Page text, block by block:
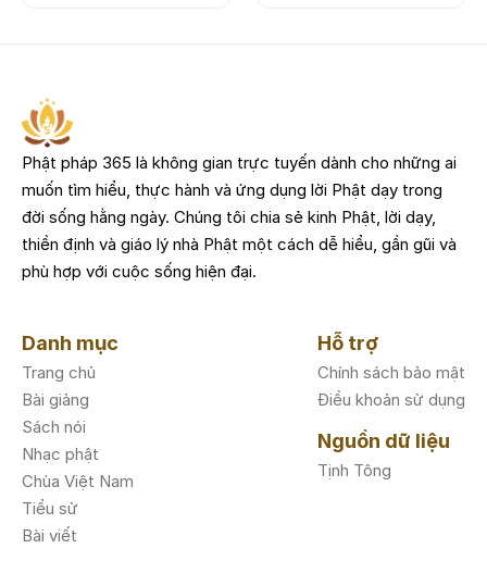
Phật pháp 365 là không gian trực tuyến dành cho những ai
muốn tìm hiểu, thực hành và ứng dụng lời Phật dạy trong
đời sống hằng ngày. Chúng tôi chia sẻ kinh Phật, lời dạy,
thiền định và giáo lý nhà Phật một cách dễ hiểu, gần gũi và
phù hợp với cuộc sống hiện đại.
Danh mục
Trang chủ
Bài giảng
Sách nói
Nhạc phật
Chùa Việt Nam
Tiểu sử
Bài viết
Hỗ trợ
Chính sách bảo mật
Điều khoản sử dụng
Nguồn dữ liệu
Tịnh Tông